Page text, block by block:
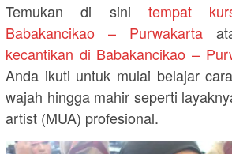
Temukan di sini tempat
Babakancikao – Purwakarta
kecantikan di Babakancikao –
Anda ikuti untuk mulai belajar
wajah hingga mahir seperti
artist (MUA) profesional.